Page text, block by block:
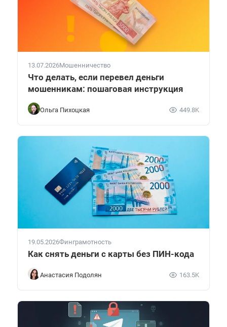
13.07.2026Мошенничество
Что делать, если перевел деньги
мошенникам: пошаговая инструкция
Ольга Пихоцкая 449.8K
19.05.2026Финграмотность
Как снять деньги с карты без ПИН-кода
Анастасия Подолян 163.5K